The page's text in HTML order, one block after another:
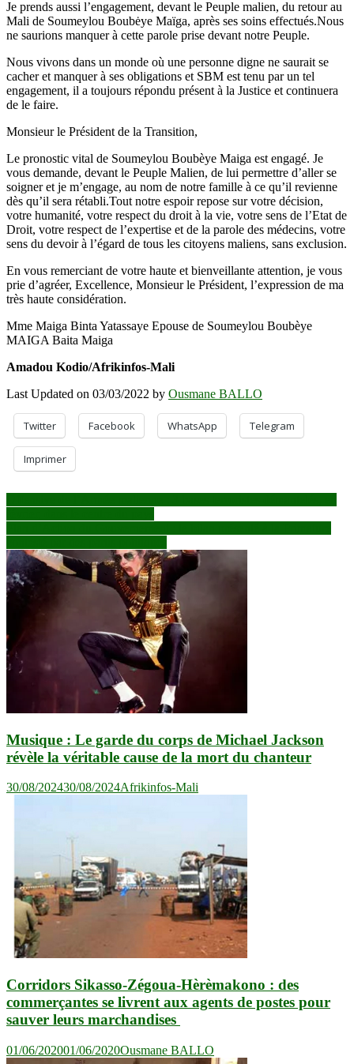
Je prends aussi l’engagement, devant le Peuple malien, du retour au
Mali de Soumeylou Boubėye Maïga, après ses soins effectués.Nous
ne saurions manquer à cette parole prise devant notre Peuple.
Nous vivons dans un monde où une personne digne ne saurait se
cacher et manquer à ses obligations et SBM est tenu par un tel
engagement, il a toujours répondu présent à la Justice et continuera
de le faire.
Monsieur le Président de la Transition,
Le pronostic vital de Soumeylou Boubèye Maiga est engagé. Je
vous demande, devant le Peuple Malien, de lui permettre d’aller se
soigner et je m’engage, au nom de notre famille à ce qu’il revienne
dès qu’il sera rétabli.Tout notre espoir repose sur votre décision,
votre humanité, votre respect du droit à la vie, votre sens de l’Etat de
Droit, votre respect de l’expertise et de la parole des médecins, votre
sens du devoir à l’égard de tous les citoyens maliens, sans exclusion.
En vous remerciant de votre haute et bienveillante attention, je vous
prie d’agréer, Excellence, Monsieur le Président, l’expression de ma
très haute considération.
Mme Maiga Binta Yatassaye Epouse de Soumeylou Boubèye
MAIGA Baita Maiga
Amadou Kodio/Afrikinfos-Mali
Last Updated on 03/03/2022 by Ousmane BALLO
Twitter Facebook WhatsApp Telegram
Imprimer
Navigation
de
l’article
Musique : Le garde du corps de Michael Jackson
révèle la véritable cause de la mort du chanteur
30/08/202430/08/2024Afrikinfos-Mali
Corridors Sikasso-Zégoua-Hèrèmakono : des
commerçantes se livrent aux agents de postes pour
sauver leurs marchandises
01/06/202001/06/2020Ousmane BALLO